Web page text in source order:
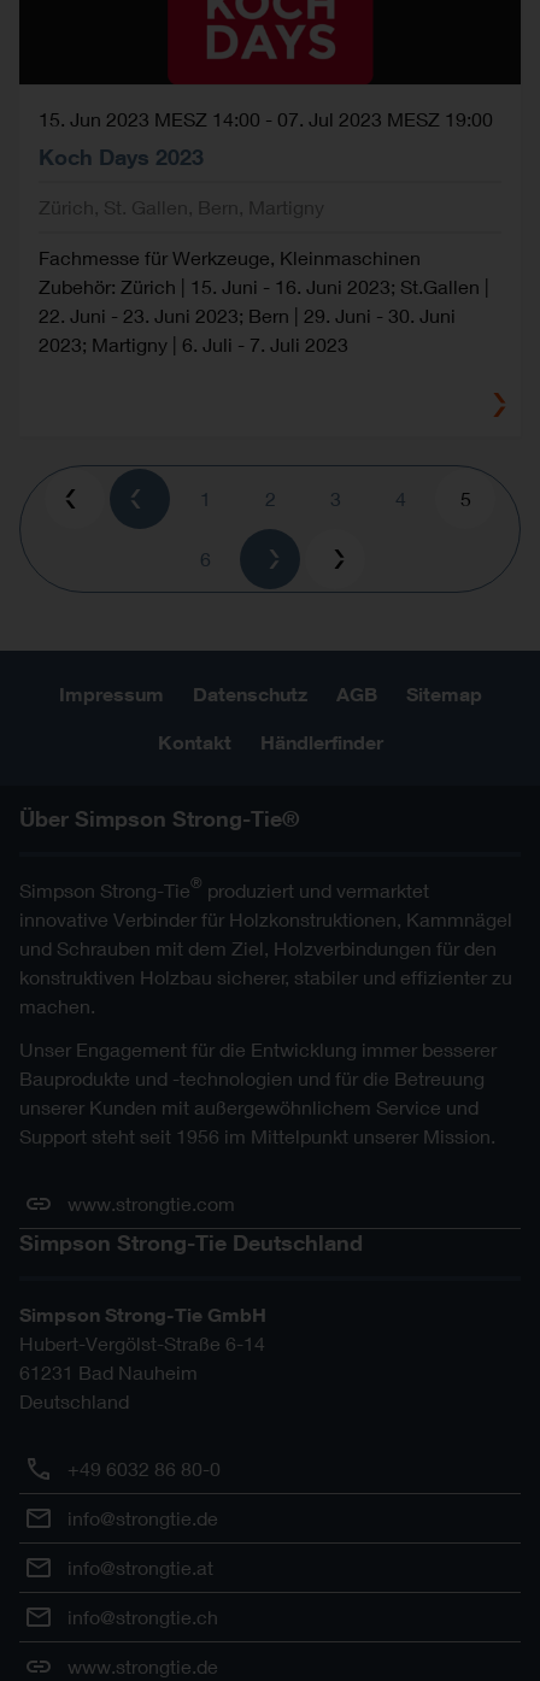
15. Jun 2023 MESZ 14:00 - 07. Jul 2023 MESZ 19:00
Koch Days 2023
Zürich, St. Gallen, Bern, Martigny
Fachmesse für Werkzeuge, Kleinmaschinen
Zubehör: Zürich | 15. Juni - 16. Juni 2023; St.Gallen |
22. Juni - 23. Juni 2023; Bern | 29. Juni - 30. Juni
2023; Martigny | 6. Juli - 7. Juli 2023
Pagination
Page
1 Page
2 Page
3 Page
4
Current
5
Page
6
Impressum Datenschutz AGB Sitemap
Kontakt Händlerfinder
Über Simpson Strong-Tie®
Simpson Strong-Tie® produziert und vermarktet
innovative Verbinder für Holzkonstruktionen, Kammnägel
und Schrauben mit dem Ziel, Holzverbindungen für den
konstruktiven Holzbau sicherer, stabiler und effizienter zu
machen.
Unser Engagement für die Entwicklung immer besserer
Bauprodukte und -technologien und für die Betreuung
unserer Kunden mit außergewöhnlichem Service und
Support steht seit 1956 im Mittelpunkt unserer Mission.
www.strongtie.com
Simpson Strong-Tie Deutschland
Simpson Strong-Tie GmbH
Hubert-Vergölst-Straße 6-14
61231 Bad Nauheim
Deutschland
+49 6032 86 80-0
info@strongtie.de
info@strongtie.at
info@strongtie.ch
www.strongtie.de